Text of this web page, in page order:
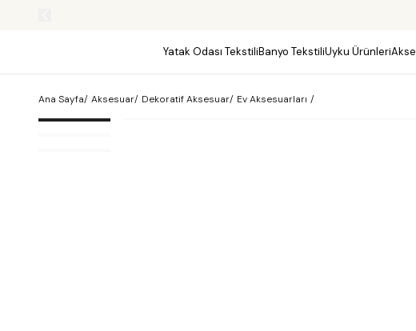
Yatak Odası TekstiliBanyo TekstiliUyku Ürünleri
Ana Sayfa/ Aksesuar/ Dekoratif Aksesuar/ Ev Aksesuarları /